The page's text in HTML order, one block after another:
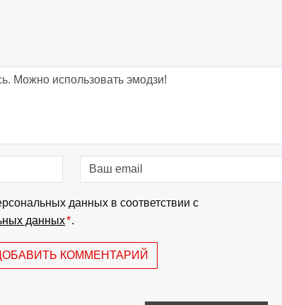
данных в соответствии с
данных*.
КОММЕНТАРИЙ